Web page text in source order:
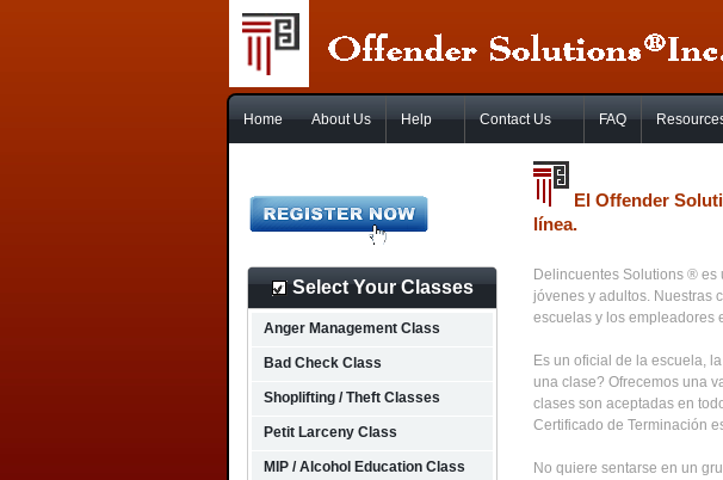
Home About Us Help Contact Us FAQ
El Offender
línea.
Delincuentes Solutions ®
jóvenes y adultos. Nuestras
escuelas y los empleadores
Es un oficial de la escuela,
una clase? Ofrecemos una
clases son aceptadas en
Certificado de Terminación
No quiere sentarse en un
Select Your Classes
Anger Management Class
Bad Check Class
Shoplifting / Theft Classes
Petit Larceny Class
MIP / Alcohol Education Class